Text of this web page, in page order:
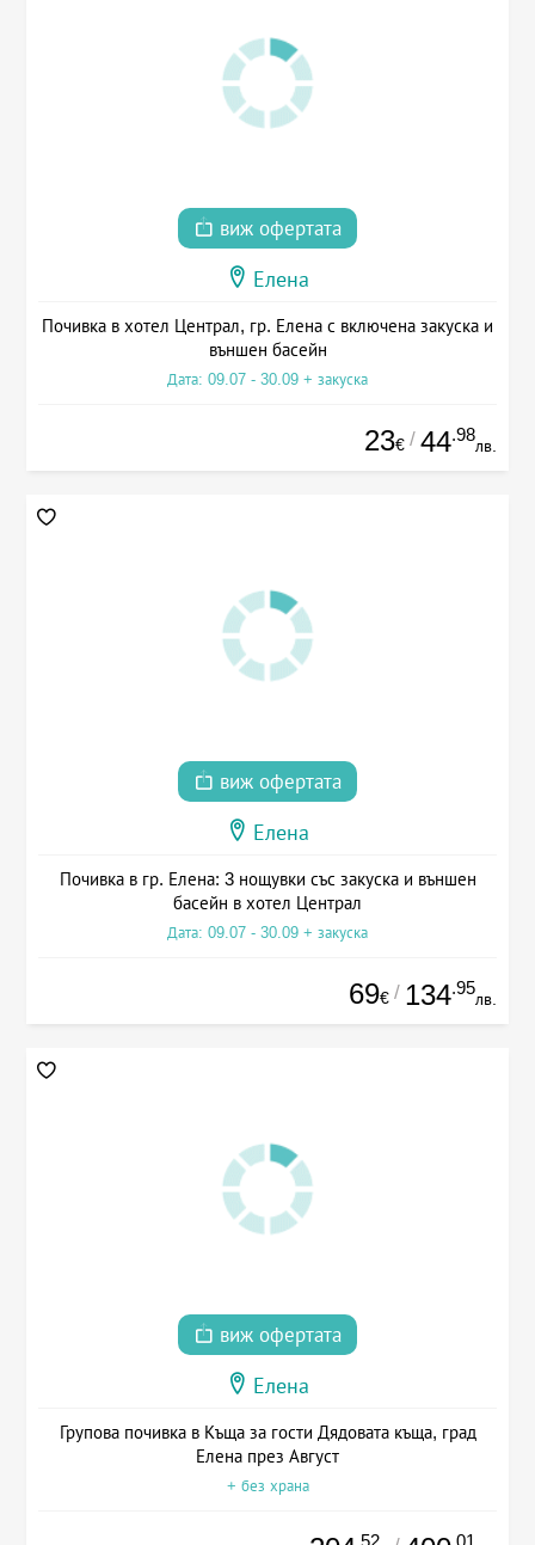
виж офертата
Елена
Почивка в хотел Централ, гр. Елена с включена закуска и
външен басейн
Дата: 09.07 - 30.09 + закуска
23€ / 44.98
лв.
виж офертата
Елена
Почивка в гр. Елена: 3 нощувки със закуска и външен
басейн в хотел Централ
Дата: 09.07 - 30.09 + закуска
69€ / 134.95
лв.
виж офертата
Елена
Групова почивка в Къща за гости Дядовата къща, град
Елена през Август
+ без храна
.52 .01